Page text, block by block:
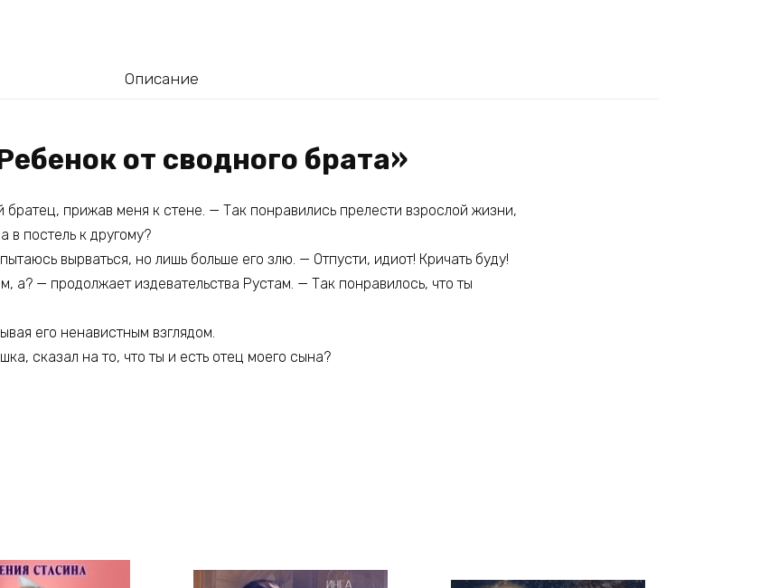
Описание
от сводного брата»
прижав меня к стене. — Так понравились прелести взрослой жизни,
в постель к другому?
вырваться, но лишь больше его злю. — Отпусти, идиот! Кричать буду!
а? — продолжает издевательства Рустам. — Так понравилось, что ты
его ненавистным взглядом.
сказал на то, что ты и есть отец моего сына?